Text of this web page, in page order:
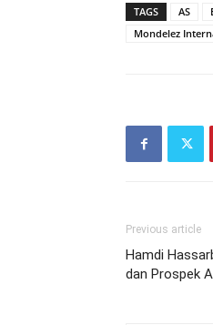
TAGS AS
Mondelez
Previous article
Hamdi
dan Prospek